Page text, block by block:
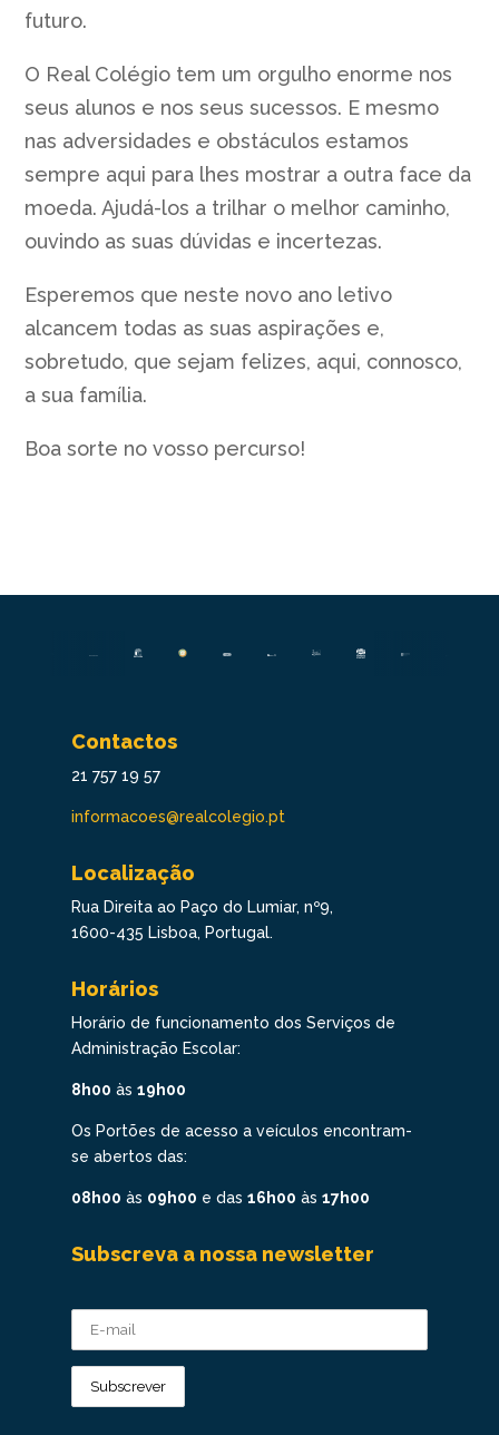
futuro.
O Real Colégio tem um orgulho enorme nos
seus alunos e nos seus sucessos. E mesmo
nas adversidades e obstáculos estamos
sempre aqui para lhes mostrar a outra face da
moeda. Ajudá-los a trilhar o melhor caminho,
ouvindo as suas dúvidas e incertezas.
Esperemos que neste novo ano letivo
alcancem todas as suas aspirações e,
sobretudo, que sejam felizes, aqui, connosco,
a sua família.
Boa sorte no vosso percurso!
Contactos
21 757 19 57
informacoes@realcolegio.pt
Localização
Rua Direita ao Paço do Lumiar, nº9,
1600-435 Lisboa, Portugal.
Horários
Horário de funcionamento dos Serviços de
Administração Escolar:
8h00 às 19h00
Os Portões de acesso a veículos encontram-
se abertos das:
08h00 às 09h00 e das 16h00 às 17h00
Subscreva a nossa newsletter